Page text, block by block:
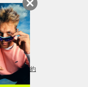
会員規約